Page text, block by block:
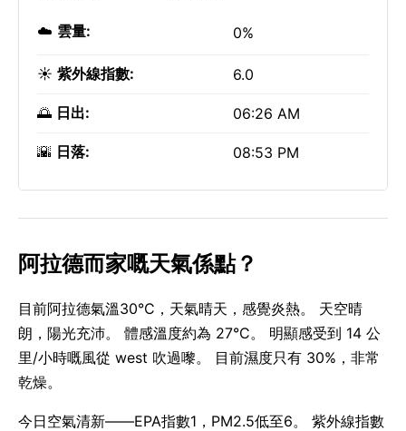
☁️ 雲量: 0%
☀️ 紫外線指數: 6.0
🌅 日出: 06:26 AM
🌇 日落: 08:53 PM
阿拉德而家嘅天氣係點？
目前阿拉德氣溫30°C，天氣晴天，感覺炎熱。 天空晴
朗，陽光充沛。 體感溫度約為 27°C。 明顯感受到 14 公
里/小時嘅風從 west 吹過嚟。 目前濕度只有 30%，非常
乾燥。
今日空氣清新——EPA指數1，PM2.5低至6。 紫外線指數